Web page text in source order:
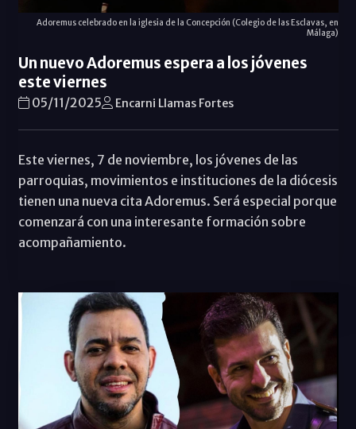
Adoremus celebrado en la iglesia de la Concepción (Colegio de las Esclavas, en
Málaga)
Un nuevo Adoremus espera a los jóvenes
este viernes
05/11/2025 Encarni Llamas Fortes
Este viernes, 7 de noviembre, los jóvenes de las
parroquias, movimientos e instituciones de la diócesis
tienen una nueva cita Adoremus. Será especial porque
comenzará con una interesante formación sobre
acompañamiento.